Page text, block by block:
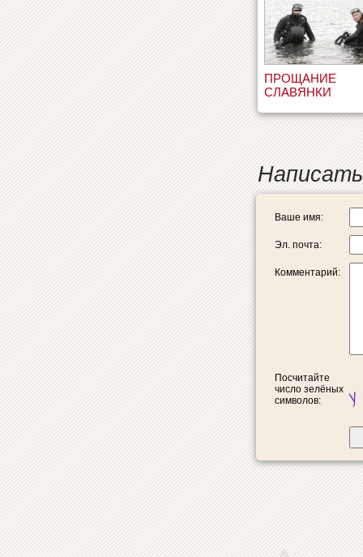
ПРОЩАНИЕ
СЛАВЯНКИ
Ваше имя:
Эл. почта:
Комментарий:
Посчитайте
число зелёных
символов: